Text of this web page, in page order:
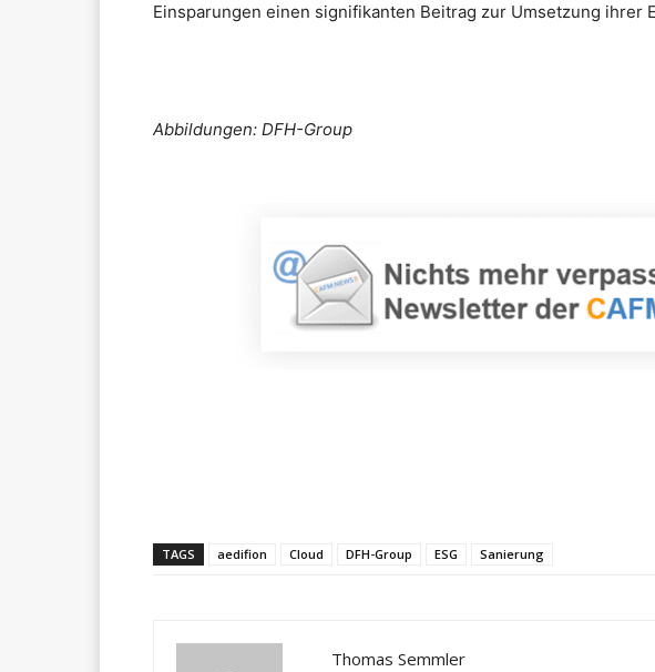
Einsparungen einen signifikanten Beitrag zur Umsetzung ihrer
Abbildungen: DFH-Group
TAGS aedifion Cloud DFH-Group ESG Sanierung
Thomas Semmler